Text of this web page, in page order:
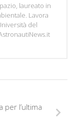
laureato in
Lavora
del
per l’ultima